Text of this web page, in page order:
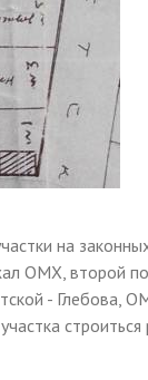
на
ОМХ, второй
- Глебова,